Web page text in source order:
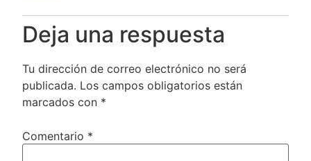
Deja una respuesta
Tu dirección de correo electrónico no será
publicada. Los campos obligatorios están
marcados con *
Comentario *